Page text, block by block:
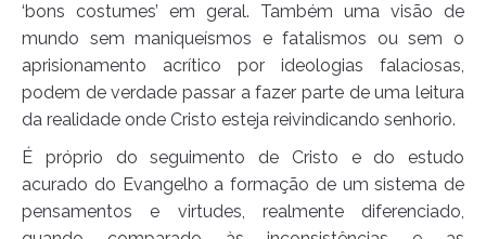
‘bons costumes’ em geral. Também uma visão de
mundo sem maniqueísmos e fatalismos ou sem o
aprisionamento acrítico por ideologias falaciosas,
podem de verdade passar a fazer parte de uma leitura
da realidade onde Cristo esteja reivindicando senhorio.
É próprio do seguimento de Cristo e do estudo
acurado do Evangelho a formação de um sistema de
pensamentos e virtudes, realmente diferenciado,